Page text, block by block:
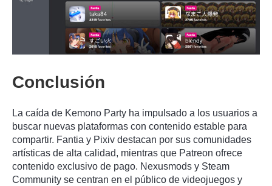
Conclusión
La caída de Kemono Party ha impulsado a los usuarios a
buscar nuevas plataformas con contenido estable para
compartir. Fantia y Pixiv destacan por sus comunidades
artísticas de alta calidad, mientras que Patreon ofrece
contenido exclusivo de pago. Nexusmods y Steam
Community se centran en el público de videojuegos y